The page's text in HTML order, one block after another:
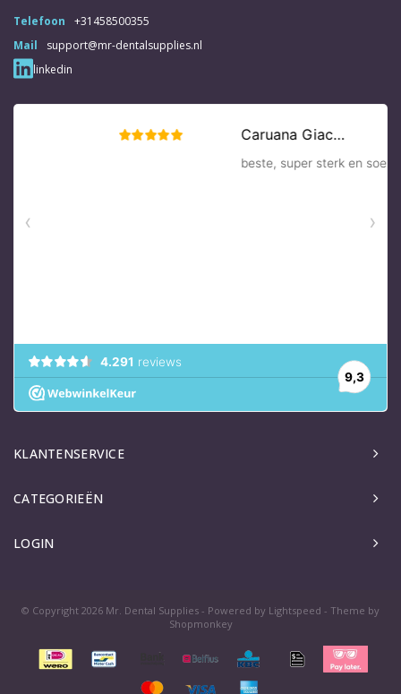
Telefoon
+31458500355
Mail
support@mr-dentalsupplies.nl
linkedin
KLANTENSERVICE
CATEGORIEËN
LOGIN
© Copyright 2026 Mr. Dental Supplies - Powered by Lightspeed - Theme by
Shopmonkey